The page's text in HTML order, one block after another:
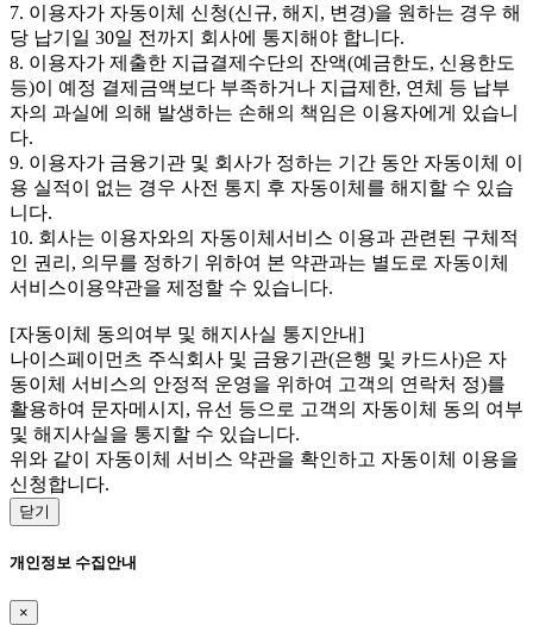
7. 이용자가 자동이체 신청(신규, 해지, 변경)을 원하는 경우 해
당 납기일 30일 전까지 회사에 통지해야 합니다.
8. 이용자가 제출한 지급결제수단의 잔액(예금한도, 신용한도
등)이 예정 결제금액보다 부족하거나 지급제한, 연체 등 납부
자의 과실에 의해 발생하는 손해의 책임은 이용자에게 있습니
다.
9. 이용자가 금융기관 및 회사가 정하는 기간 동안 자동이체 이
용 실적이 없는 경우 사전 통지 후 자동이체를 해지할 수 있습
니다.
10. 회사는 이용자와의 자동이체서비스 이용과 관련된 구체적
인 권리, 의무를 정하기 위하여 본 약관과는 별도로 자동이체
서비스이용약관을 제정할 수 있습니다.
[자동이체 동의여부 및 해지사실 통지안내]
나이스페이먼츠 주식회사 및 금융기관(은행 및 카드사)은 자
동이체 서비스의 안정적 운영을 위하여 고객의 연락처 정)를
활용하여 문자메시지, 유선 등으로 고객의 자동이체 동의 여부
및 해지사실을 통지할 수 있습니다.
위와 같이 자동이체 서비스 약관을 확인하고 자동이체 이용을
신청합니다.
닫기
개인정보 수집안내
×